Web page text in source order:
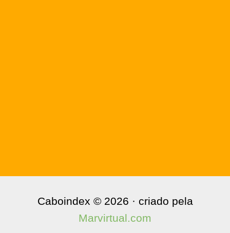
Caboindex © 2026 · criado pela
Marvirtual.com